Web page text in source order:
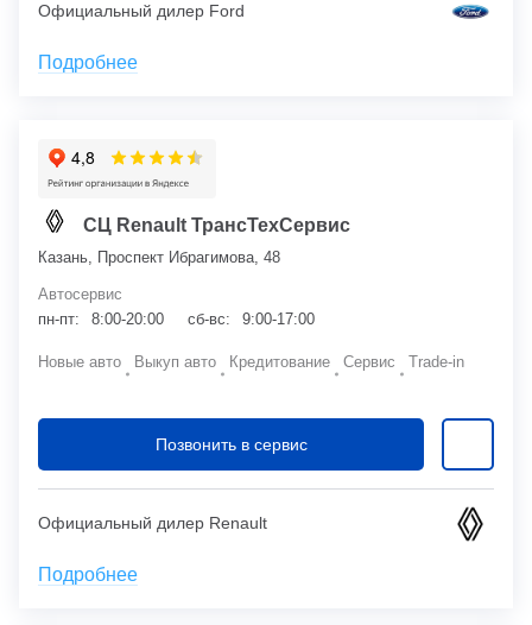
Официальный дилер Ford
Подробнее
СЦ Renault ТрансТехСервис
Казань, Проспект Ибрагимова, 48
Автосервис
пн-пт:
8:00-20:00 сб-вс: 9:00-17:00
Новые авто Выкуп авто Кредитование Сервис Trade-in
Позвонить в сервис
Официальный дилер Renault
Подробнее